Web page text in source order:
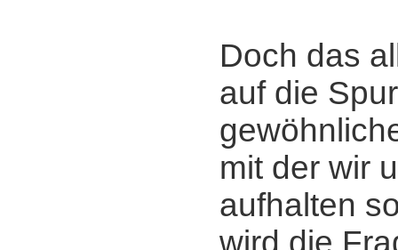
Doch das
auf die
mit der wir
aufhalten
wird die